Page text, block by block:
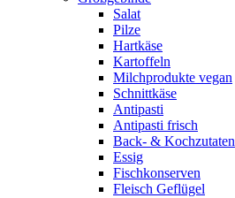
Salat
Pilze
Hartkäse
Kartoffeln
Milchprodukte vegan
Schnittkäse
Antipasti
Antipasti frisch
Back- & Kochzutaten
Essig
Fischkonserven
Fleisch Geflügel